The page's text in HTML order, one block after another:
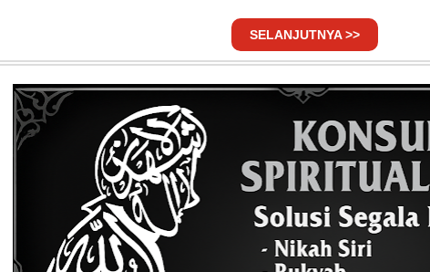
SELANJUTNYA >>